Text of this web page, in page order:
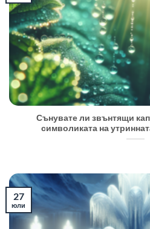
Сънувате ли звънтящи
символиката на
27
юли